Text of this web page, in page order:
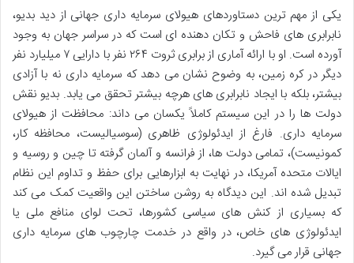
یکی از مهم ترین دستاوردهای هیولای سرمایه داری جهانی از دید بدیو،
نابرابری های فاحش و تکان دهنده ای است که در سراسر جهان به وجود
آورده است. او با ارائه آماری از برابری ثروت ۲۶۴ نفر با دارایی ۷ میلیارد نفر
دیگر در کره زمین، به وضوح نشان می دهد که سرمایه داری نه با آزادی
بیشتر، بلکه با ایجاد نابرابری های هرچه بیشتر تحقق می یابد. بدیو نقش
دولت ها را در این سیستم کاملاً یکسان می داند: محافظت از هیولای
سرمایه داری. فارغ از ایدئولوژی ظاهری (سوسیالیست، محافظه کار،
کمونیست)، تمامی دولت ها، از فرانسه و آلمان گرفته تا چین و روسیه و
ایالات متحده آمریکا، در نهایت به ابزارهایی برای حفظ و تداوم این نظام
تبدیل شده اند. این دیدگاه به روشن ساختن این واقعیت کمک می کند
که بسیاری از کنش های سیاسی کشورها، تحت لوای منافع ملی یا
ایدئولوژی های خاص، در واقع در خدمت چارچوب های سرمایه داری
جهانی قرار می گیرد.